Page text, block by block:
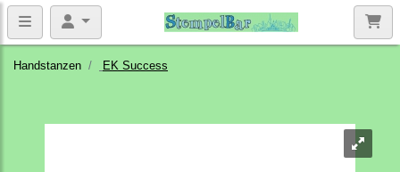
Handstanzen EK Success